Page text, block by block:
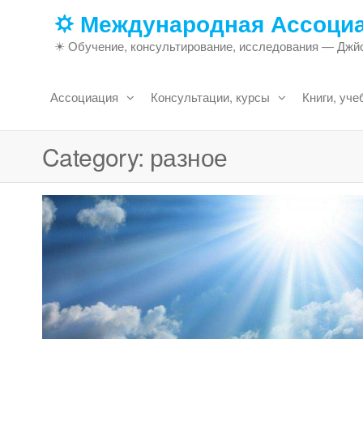
🌣 Международная
☀ Обучение, консультирование, исследования —
Ассоциация Консультации, курсы Книги,
Category: разное